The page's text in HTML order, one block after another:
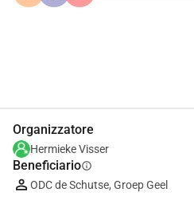
Organizzatore
Hermieke Visser
Beneficiarioinfo
ODC de Schutse, Groep Geel